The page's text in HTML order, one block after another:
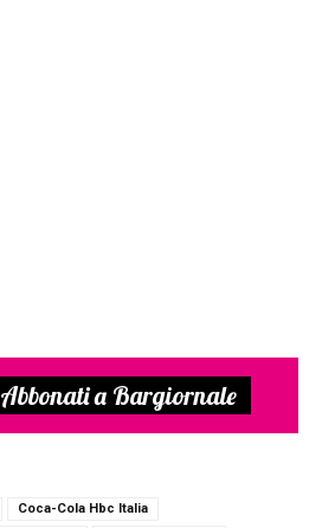
Abbonati a Bargiornale
Coca-Cola Hbc Italia